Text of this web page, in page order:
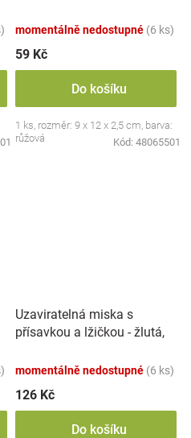
momentálně nedostupné (6 ks)
59 Kč
Do košíku
1 ks, rozměr: 9 x 12 x 2,5 cm, barva:
růžová
Kód: 48065501
Uzaviratelná miska s
přísavkou a lžičkou - žlutá,
momentálně nedostupné (6 ks)
126 Kč
Do košíku